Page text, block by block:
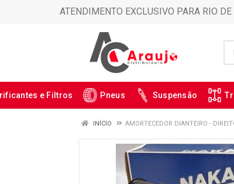
ATENDIMENTO EXCLUSIVO PARA RIO
e Filtros Pneus Suspensão
INÍCIO AMORTECEDOR DIANTEIRO -